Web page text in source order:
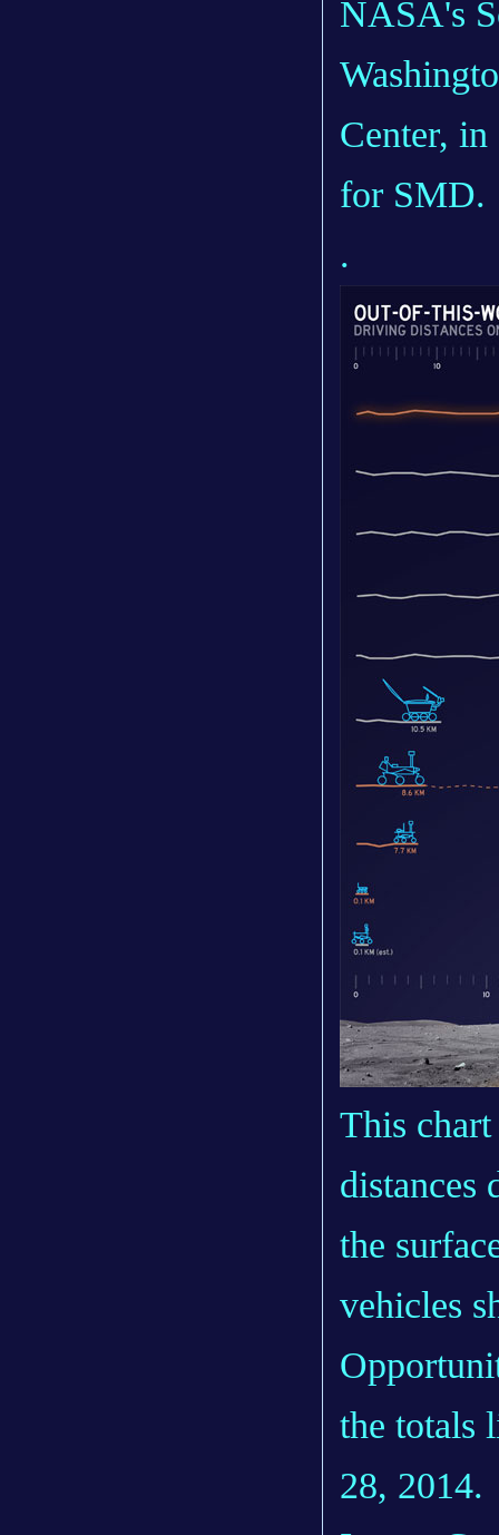
NASA's
Center,
for SMD.
.
This
distances
the
vehicles
the totals
28, 2014.